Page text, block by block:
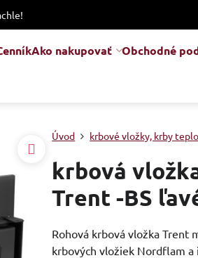
Ako nakupovať Obchodné
Úvod krbové vložky, krby
krbová
Trent -BS
Rohová krbová vložka Trent
krbových vložiek Nordflam a